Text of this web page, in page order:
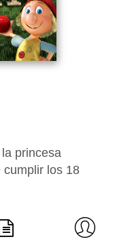
princesa
cumplir los 18